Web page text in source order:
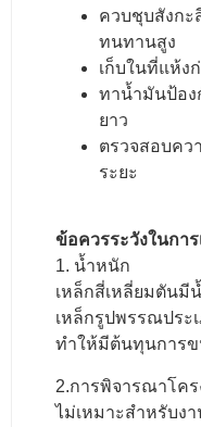
ควบชุบสังกะ
ทนทานสูง
เก็บในที่แห้ง
ทาน้ำมันป้อง
ยาว
ตรวจสอบคว
ระยะ
ข้อควรระวังในกา
1. น้ำหนัก
เหล็กสี่เหลี่ยมตันมี
เหล็กรูปพรรณปร
ทำให้มีต้นทุนการข
2.การพิจารณาโคร
ไม่เหมาะสำหรับง